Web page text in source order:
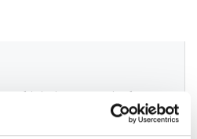
tre arresti e due